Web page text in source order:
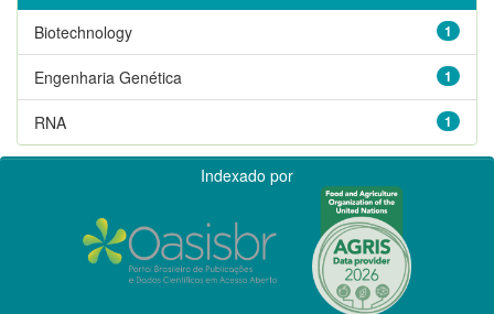
1
Biotechnology
1
Engenharia Genética
1
RNA
Indexado por